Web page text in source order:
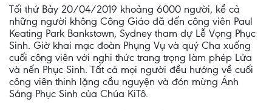
Tối thứ Bảy 20/04/2019 khoảng 6000 người, kể cả
những người không Công Giáo đã đến công viên Paul
Keating Park Bankstown, Sydney tham dự Lễ Vọng Phục
Sinh. Giờ khai mạc đoàn Phụng Vụ và quý Cha xuống
cuối công viên với nghi thức trang trọng làm phép Lửa
và nến Phục Sinh. Tất cả mọi người đều hướng về cuối
công viên thinh lặng cầu nguyện và đón mừng Ánh
Sáng Phục Sinh của Chúa KiTô.